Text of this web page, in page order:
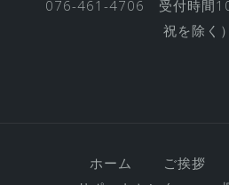
076-461-4706 受付時間
祝を除く）
ホーム ご挨拶